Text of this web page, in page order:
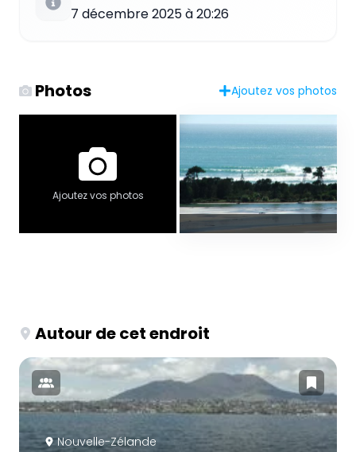
7 décembre 2025 à 20:26
Photos Ajoutez vos photos
Ajoutez vos photos
Autour de cet endroit
Nouvelle-Zélande